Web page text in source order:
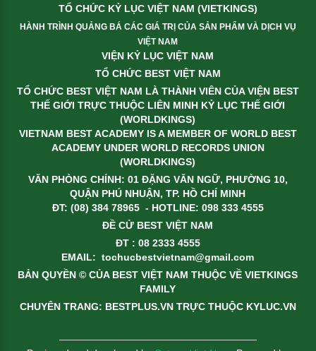
TỔ CHỨC KỶ LỤC VIỆT NAM (VIETKINGS)
HÀNH TRÌNH QUẢNG BÁ CÁC GIÁ TRỊ CỦA SẢN PHẨM VÀ DỊCH VỤ
VIỆT NAM
VIỆN KỶ LỤC VIỆT NAM
TỔ CHỨC BEST VIỆT NAM
TỔ CHỨC BEST VIỆT NAM LÀ THÀNH VIÊN CỦA VIỆN BEST
THẾ GIỚI TRỰC THUỘC LIÊN MINH KỶ LỤC THẾ GIỚI
(WORLDKINGS)
VIETNAM BEST ACADEMY IS A MEMBER OF WORLD BEST
ACADEMY UNDER WORLD RECORDS UNION
(WORLDKINGS)
VĂN PHÒNG CHÍNH: 01 ĐẶNG VĂN NGỮ, PHƯỜNG 10,
QUẬN PHÚ NHUẬN, TP. HỒ CHÍ MINH
ĐT: (08) 384 78965 - HOTLINE: 098 333 4555
ĐỀ CỬ BEST VIỆT NAM
ĐT : 08 2333 4555
EMAIL: tochucbestvietnam@gmail.com
BẢN QUYỀN © CỦA BEST VIỆT NAM THUỘC VỀ VIETKINGS
FAMILY
CHUYÊN TRANG: BESTPLUS.VN TRỰC THUỘC KYLUC.VN